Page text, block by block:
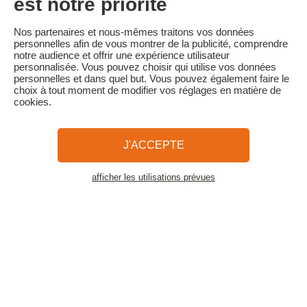
Familytrip vous conseille de souscrire l'assurance annulation de
son partenaire AREAS Assurances. Souscrivez au moment de la
réservation ou dans les 24h suivant votre réservation par
téléphone.
CGV et Charte de Confidentialité
La Presse parle de nous
Plan du site
est notre priorité
Nos partenaires et nous-mêmes traitons vos données
personnelles afin de vous montrer de la publicité, comprendre
notre audience et offrir une expérience utilisateur
personnalisée. Vous pouvez choisir qui utilise vos données
personnelles et dans quel but. Vous pouvez également faire le
choix à tout moment de modifier vos réglages en matière de
cookies.
J'ACCEPTE
afficher les utilisations prévues